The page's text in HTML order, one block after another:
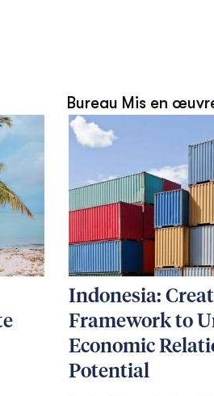
Bureau Mis en
Indonesia:
Framework to
Economic
Potential